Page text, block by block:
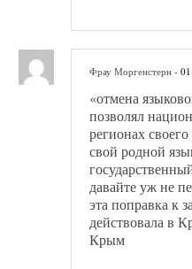
Фрау Моргенстерн -
«отмена
позволял
регионах
свой родной
давайте уж не
эта поправка к
действовала в
Крым